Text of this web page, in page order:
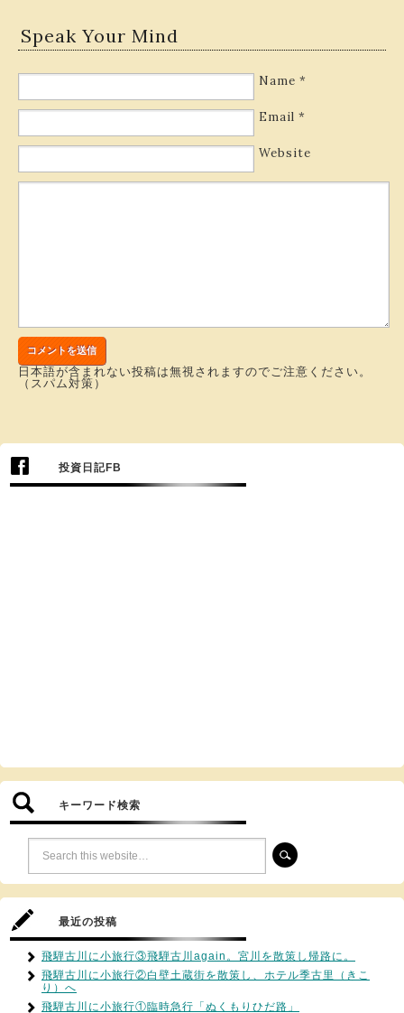
Speak Your Mind
Name *
Email *
Website
日本語が含まれない投稿は無視されますのでご注意ください。
（スパム対策）
投資日記FB
キーワード検索
最近の投稿
飛騨古川に小旅行③飛騨古川again。宮川を散策し帰路に。
飛騨古川に小旅行②白壁土蔵街を散策し、ホテル季古里（きこ
り）へ
飛騨古川に小旅行①臨時急行「ぬくもりひだ路」